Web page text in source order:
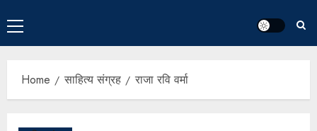
Home साहित्य संग्रह राजा रवि वर्मा